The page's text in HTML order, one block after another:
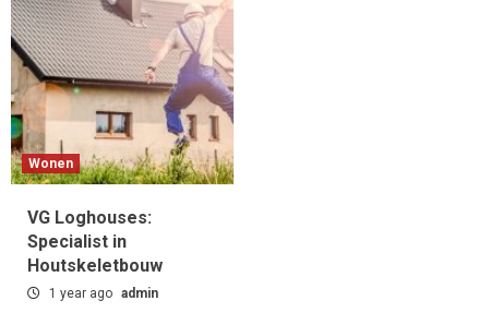
Wonen
VG Loghouses:
Specialist in
Houtskeletbouw
1 year ago admin